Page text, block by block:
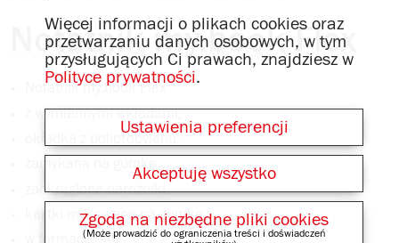
Notatnik my.book Flex
Notatnik my.book Flex
z wymiennymi wkładami,
zamykana na gumkę,
zaokrąglone narożniki,
kartki mocowane na gumkę,
Więcej informacji o plikach cookies oraz
przetwarzaniu danych osobowych, w tym
przysługujących Ci prawach, znajdziesz w
Polityce prywatności.
Ustawienia preferencji
Akceptuję wszystko
Zgoda na niezbędne pliki cookies
(Może prowadzić do ograniczenia treści i doświadczeń